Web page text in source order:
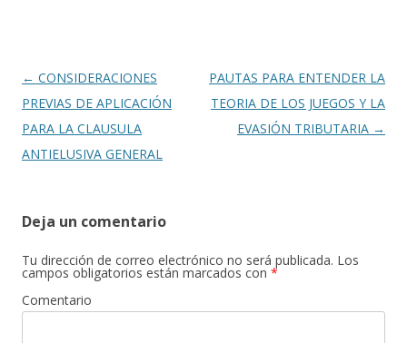
Navegación
de
entradas
← CONSIDERACIONES
PREVIAS DE APLICACIÓN
PARA LA CLAUSULA
ANTIELUSIVA GENERAL
PAUTAS PARA ENTENDER LA
TEORIA DE LOS JUEGOS Y LA
EVASIÓN TRIBUTARIA →
Deja un comentario
Tu dirección de correo electrónico no será publicada. Los
campos obligatorios están marcados con *
Comentario